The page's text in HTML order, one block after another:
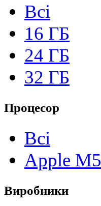
Всі
16 ГБ
24 ГБ
32 ГБ
Процесор
Всі
Apple M5
Виробники